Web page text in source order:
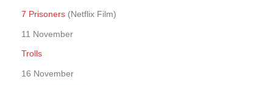
7 Prisoners (Netflix Film)
11 November
Trolls
16 November